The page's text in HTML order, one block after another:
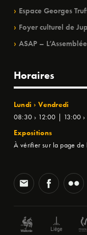
Espace Georges
Foyer culturel de
ASAP –
Horaires
Lundi › Vendredi
08:30 › 12:00 | 13:00
Expositions
À vérifier sur la page de